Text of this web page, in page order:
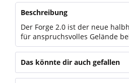
Beschreibung
Der Forge 2.0 ist der neue
für anspruchsvolles Gelände
Das könnte dir auch gefallen